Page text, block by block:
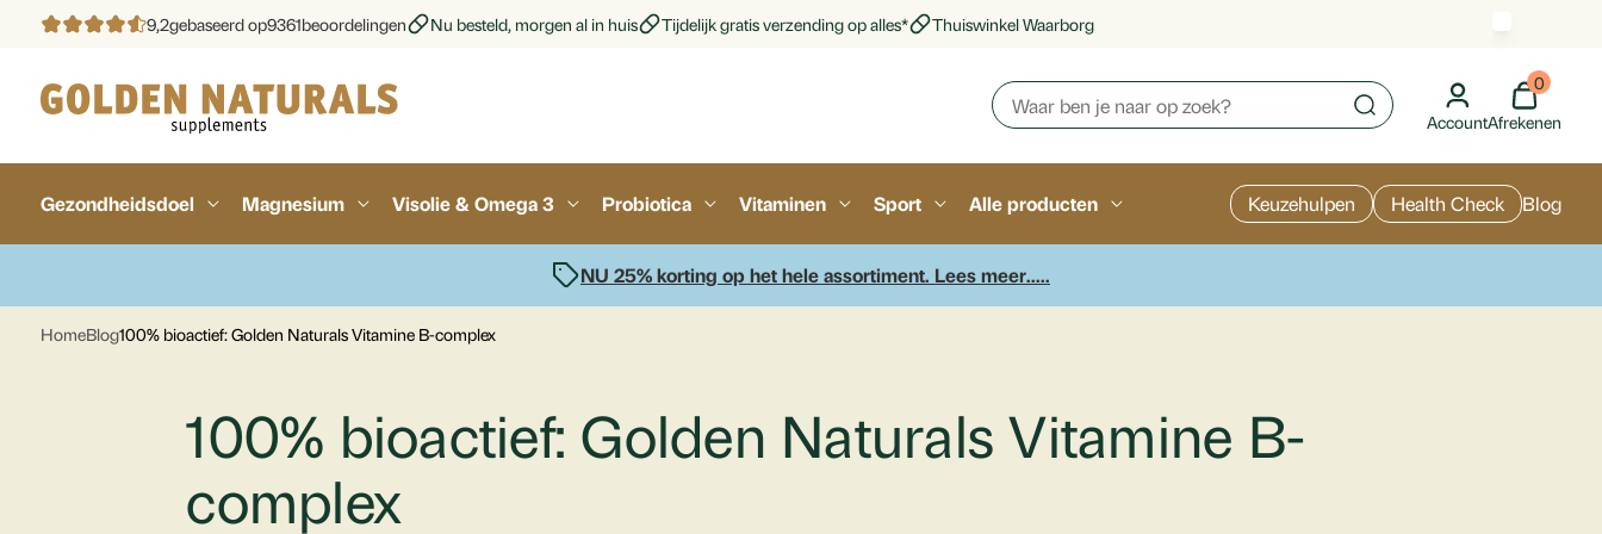
9,2gebaseerd op9361beoordelingen Nu besteld, morgen al in huis Tijdelijk gratis verzending op alles* Thuiswinkel Waarborg
Account
0
Afrekenen
Gezondheidsdoel Magnesium Visolie & Omega 3 Probiotica Vitaminen Sport Alle producten Keuzehulpen Health Check Blog
NU 25% korting op het hele assortiment. Lees meer.....
HomeBlog100% bioactief: Golden Naturals Vitamine B-complex
100% bioactief: Golden Naturals Vitamine B-
complex